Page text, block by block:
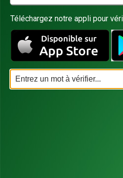
Téléchargez notre appli pour